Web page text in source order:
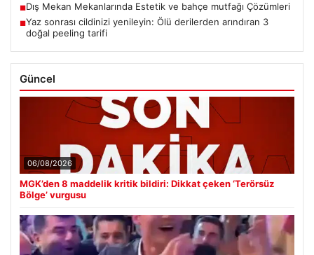
■Dış Mekan Mekanlarında Estetik ve bahçe mutfağı Çözümleri
■Yaz sonrası cildinizi yenileyin: Ölü derilerden arındıran 3
doğal peeling tarifi
Güncel
06/08/2026
MGK’den 8 maddelik kritik bildiri: Dikkat çeken ‘Terörsüz
Bölge’ vurgusu